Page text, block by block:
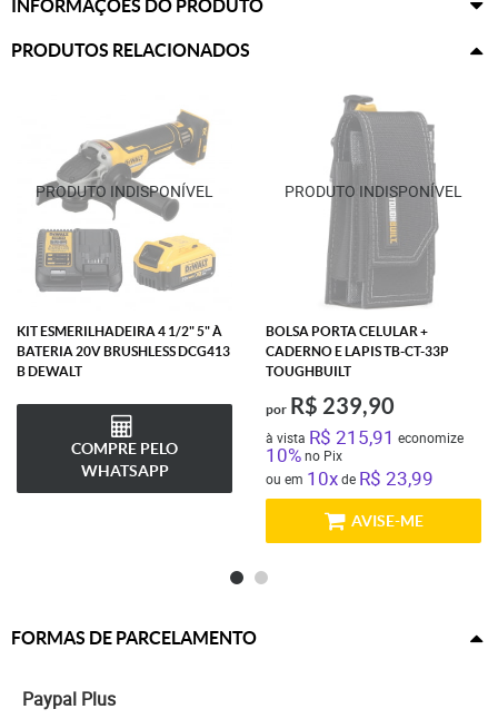
INFORMAÇÕES DO PRODUTO
PRODUTOS RELACIONADOS
KIT ESMERILHADEIRA 4 1/2" 5" À
BATERIA 20V BRUSHLESS DCG413
B DEWALT
COMPRE PELO
WHATSAPP
BOLSA PORTA CELULAR +
CADERNO E LAPIS TB-CT-33P
TOUGHBUILT
por R$ 239,90
à vista R$ 215,91 economize
10%no Pix
ou em 10xde R$ 23,99
AVISE-ME
FORMAS DE PARCELAMENTO
Paypal Plus